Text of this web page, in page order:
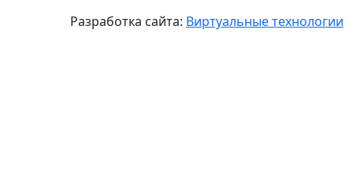
Разработка сайта: Виртуальные технологии